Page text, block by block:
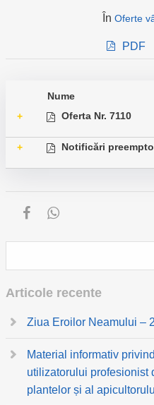
În Oferte
PDF
Nume
+
Oferta Nr. 7110
+ Notificări
Articole recente
Ziua Eroilor Neamului –
Material informativ
utilizatorului profesionist
plantelor și al